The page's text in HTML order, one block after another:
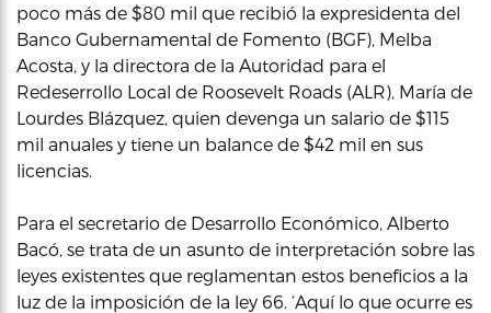
poco más de $80 mil que recibió la expresidenta del
Banco Gubernamental de Fomento (BGF), Melba
Acosta, y la directora de la Autoridad para el
Redeserrollo Local de Roosevelt Roads (ALR), María de
Lourdes Blázquez, quien devenga un salario de $115
mil anuales y tiene un balance de $42 mil en sus
licencias.
Para el secretario de Desarrollo Económico, Alberto
Bacó, se trata de un asunto de interpretación sobre las
leyes existentes que reglamentan estos beneficios a la
luz de la imposición de la ley 66. ‘Aquí lo que ocurre es